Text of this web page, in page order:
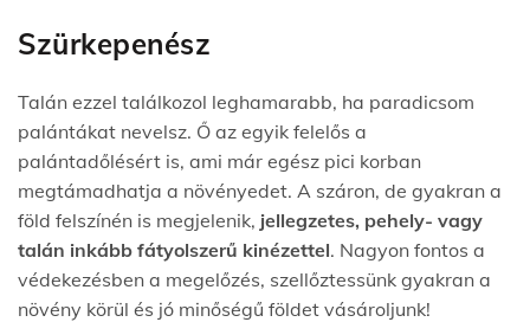
Szürkepenész
Talán ezzel találkozol leghamarabb, ha paradicsom
palántákat nevelsz. Ő az egyik felelős a
palántadőlésért is, ami már egész pici korban
megtámadhatja a növényedet. A száron, de gyakran a
föld felszínén is megjelenik, jellegzetes, pehely- vagy
talán inkább fátyolszerű kinézettel. Nagyon fontos a
védekezésben a megelőzés, szellőztessünk gyakran a
növény körül és jó minőségű földet vásároljunk!